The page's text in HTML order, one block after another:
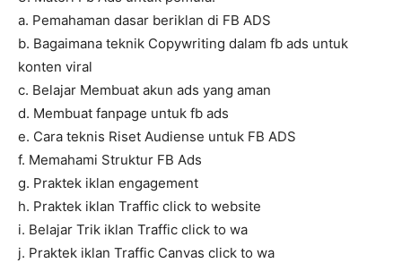
a. Pemahaman dasar beriklan di FB ADS
b. Bagaimana teknik Copywriting dalam fb ads untuk
konten viral
c. Belajar Membuat akun ads yang aman
d. Membuat fanpage untuk fb ads
e. Cara teknis Riset Audiense untuk FB ADS
f. Memahami Struktur FB Ads
g. Praktek iklan engagement
h. Praktek iklan Traffic click to website
i. Belajar Trik iklan Traffic click to wa
j. Praktek iklan Traffic Canvas click to wa